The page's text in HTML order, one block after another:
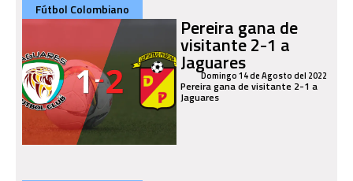
Fútbol Colombiano
Pereira gana de
visitante 2-1 a
Jaguares
Domingo 14 de Agosto del 2022
Pereira gana de visitante 2-1 a
Jaguares